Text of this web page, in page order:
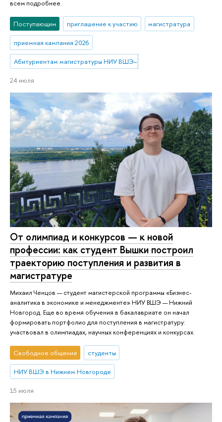
всем подробнее.
Поступающим приглашение к участию магистратура
приемная кампания 2026
Абитуриентам магистратуры НИУ ВШЭ—Нижний Новгород
24 июля
От олимпиад и конкурсов — к новой
профессии: как студент Вышки построил
траекторию поступления и развития в
магистратуре
Михаил Ченцов — студент магистерской программы «Бизнес-
аналитика в экономике и менеджменте» НИУ ВШЭ — Нижний
Новгород. Еще во время обучения в бакалавриате он начал
формировать портфолио для поступления в магистратуру:
участвовал в олимпиадах, научных конференциях и конкурсах.
Свободное общение студенты
НИУ ВШЭ в Нижнем Новгороде
15 июля